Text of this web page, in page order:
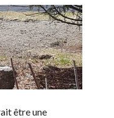
être une